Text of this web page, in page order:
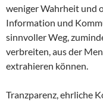
weniger Wahrheit und
Information und
sinnvoller Weg,
verbreiten, aus der
extrahieren können.
Tranzparenz, ehrliche